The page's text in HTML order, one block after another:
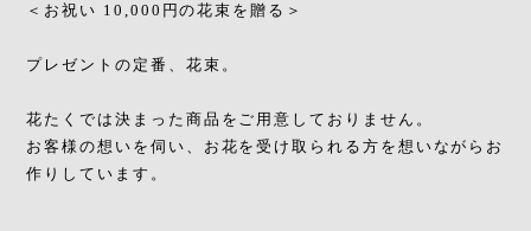
＜お祝い 10,000円の花束を贈る＞
プレゼントの定番、花束。
花たくでは決まった商品をご用意しておりません。
お客様の想いを伺い、お花を受け取られる方を想いながらお
作りしています。